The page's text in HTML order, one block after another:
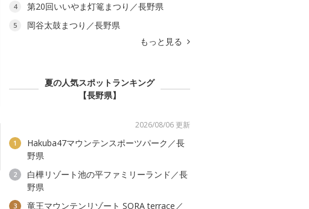
4 第20回いいやま灯篭まつり／長野県
5
岡谷太鼓まつり／長野県
もっと見る
夏の人気スポットランキング
【長野県】
2026/08/06 更新
1
Hakuba47マウンテンスポーツパーク／長
野県
2
白樺リゾート池の平ファミリーランド／長
野県
3
竜王マウンテンリゾート SORA terrace／